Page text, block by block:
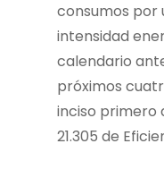
consumos por
intensidad
calendario
próximos
inciso primero
21.305 de